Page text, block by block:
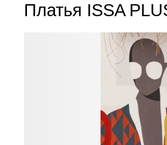
Платья ISSA